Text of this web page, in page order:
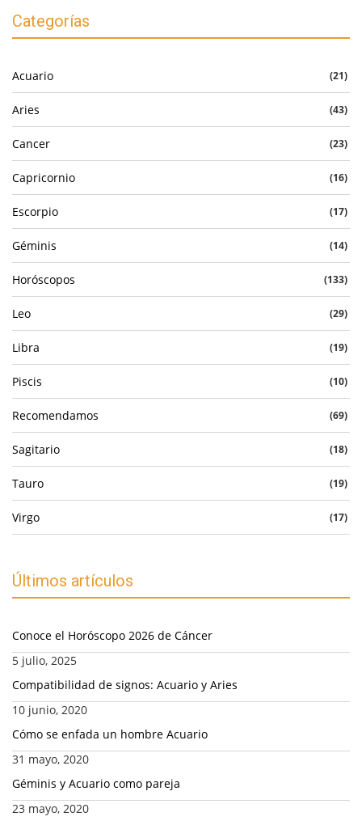
Categorías
Acuario (21)
Aries (43)
Cancer (23)
Capricornio (16)
Escorpio (17)
Géminis (14)
Horóscopos (133)
Leo (29)
Libra (19)
Piscis (10)
Recomendamos (69)
Sagitario (18)
Tauro (19)
Virgo (17)
Últimos artículos
Conoce el Horóscopo 2026 de Cáncer
5 julio, 2025
Compatibilidad de signos: Acuario y Aries
10 junio, 2020
Cómo se enfada un hombre Acuario
31 mayo, 2020
Géminis y Acuario como pareja
23 mayo, 2020